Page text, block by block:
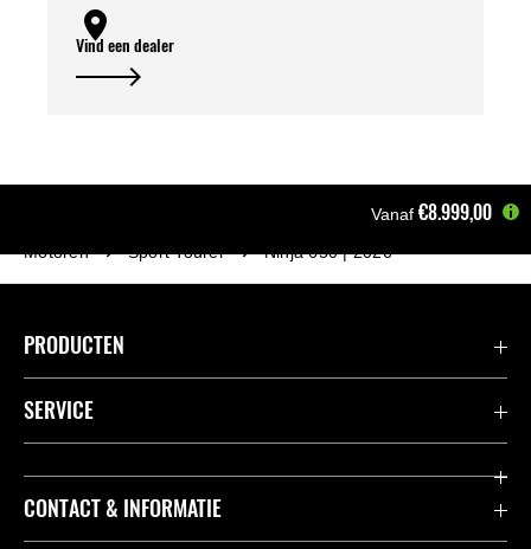
Vind een dealer
Vanaf €8.999,00
Motoren Sport Tourer Ninja 650 | 2026
PRODUCTEN
Accessoires & Onderdelen
Motoren
SERVICE
K-Care Fabrieksgarantie
CONTACT & INFORMATIE